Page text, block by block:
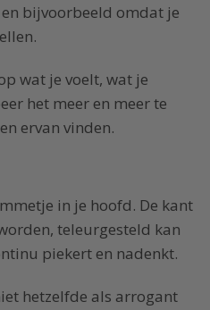
bijvoorbeeld omdat je
wat je voelt, wat je
het meer en meer te
ervan vinden.
in je hoofd. De kant
teleurgesteld kan
piekert en nadenkt.
hetzelfde als arrogant